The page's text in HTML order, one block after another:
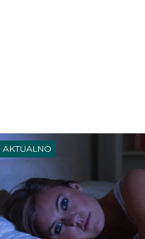
AKTUALNO